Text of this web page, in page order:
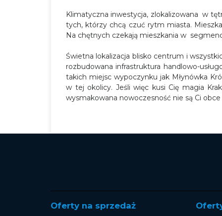
Klimatyczna inwestycja, zlokalizowana w
tych, którzy chcą czuć rytm miasta.
Na chętnych czekają mieszkania w
Świetna lokalizacja blisko centrum i
rozbudowana infrastruktura handlowo-
takich miejsc wypoczynku jak Młynówka
w tej okolicy. Jeśli więc kusi Cię magia
wysmakowana nowoczesność nie są Ci
Oferty na sprzedaż